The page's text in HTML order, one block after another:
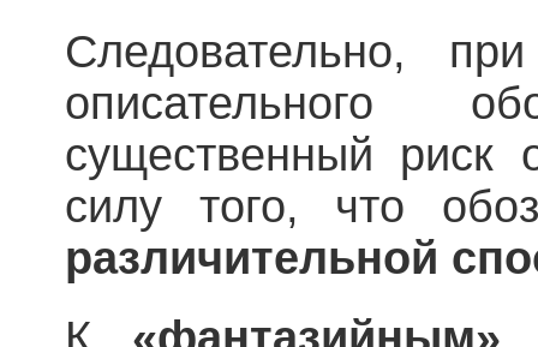
Следовательно,
описательного
существенный риск
силу того, что
различительной